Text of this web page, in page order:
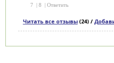
7
| 8 | Ответить
Читать все отзывы(24) /